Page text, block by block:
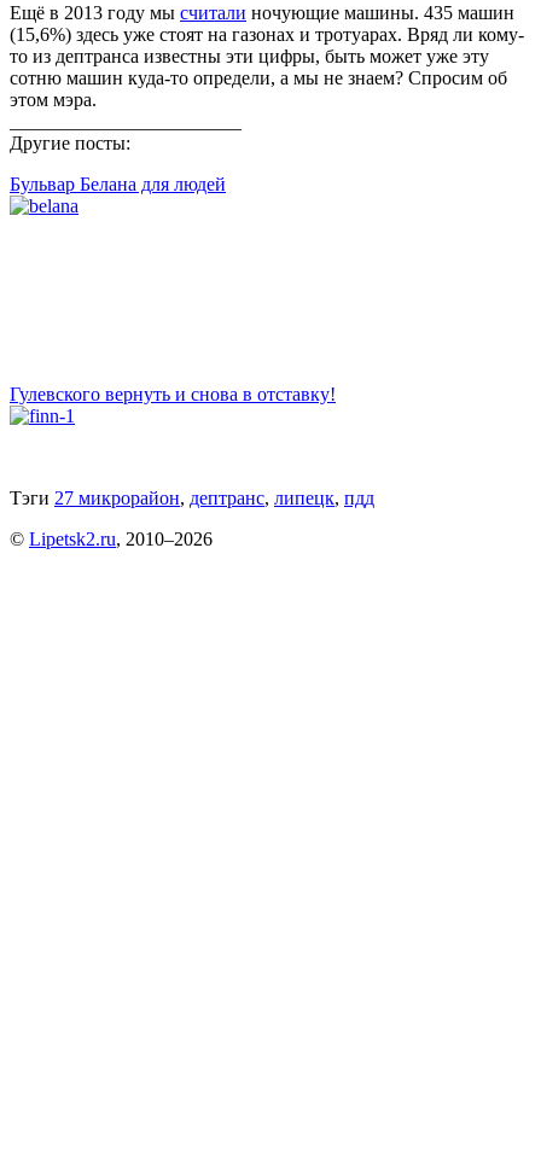
Ещё в 2013 году мы считали ночующие машины. 435 машин
(15,6%) здесь уже стоят на газонах и тротуарах. Вряд ли кому-
то из дептранса известны эти цифры, быть может уже эту
сотню машин куда-то определи, а мы не знаем? Спросим об
этом мэра.
Другие посты:
Бульвар Белана для людей
Гулевского вернуть и снова в отставку!
Тэги 27 микрорайон, дептранс, липецк, пдд
© Lipetsk2.ru, 2010–2026